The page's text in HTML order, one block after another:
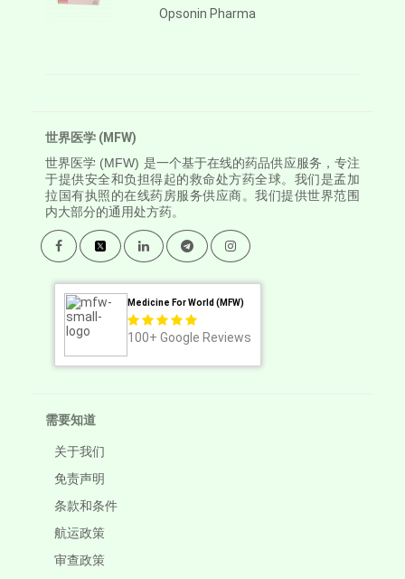
Opsonin Pharma
世界医学 (MFW)
世界医学 (MFW) 是一个基于在线的药品供应服务，专注
于提供安全和负担得起的救命处方药全球。我们是孟加
拉国有执照的在线药房服务供应商。我们提供世界范围
内大部分的通用处方药。
Medicine For World (MFW)
100+ Google Reviews
需要知道
关于我们
免责声明
条款和条件
航运政策
审查政策